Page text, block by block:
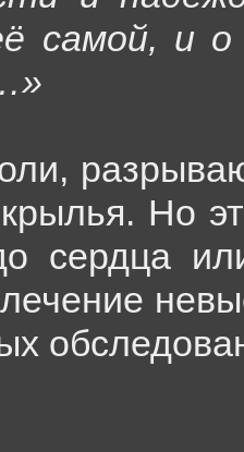
самой, и
Но
сердца